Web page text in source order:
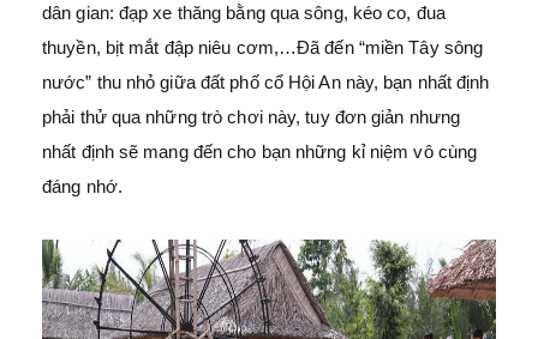
dân gian: đạp xe thăng bằng qua sông, kéo co, đua
thuyền, bịt mắt đập niêu cơm,…Đã đến “miền Tây sông
nước” thu nhỏ giữa đất phố cổ Hội An này, bạn nhất định
phải thử qua những trò chơi này, tuy đơn giản nhưng
nhất định sẽ mang đến cho bạn những kỉ niệm vô cùng
đáng nhớ.